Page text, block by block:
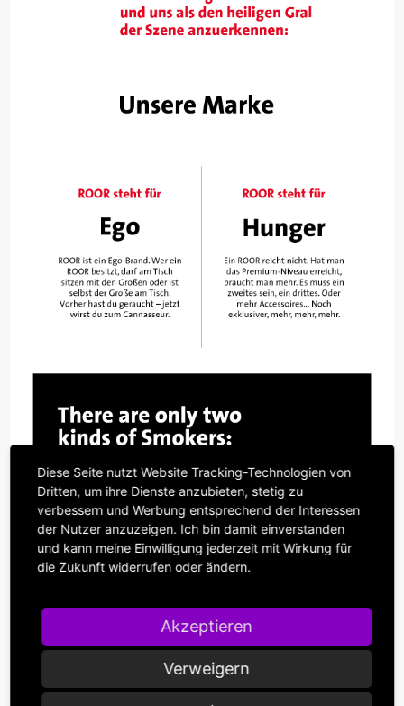
Diese Seite nutzt Website Tracking-Technologien von
Dritten, um ihre Dienste anzubieten, stetig zu
verbessern und Werbung entsprechend der Interessen
der Nutzer anzuzeigen. Ich bin damit einverstanden
und kann meine Einwilligung jederzeit mit Wirkung für
die Zukunft widerrufen oder ändern.
Akzeptieren
Verweigern